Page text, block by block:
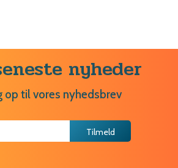
nyheder
op til vores nyhedsbrev